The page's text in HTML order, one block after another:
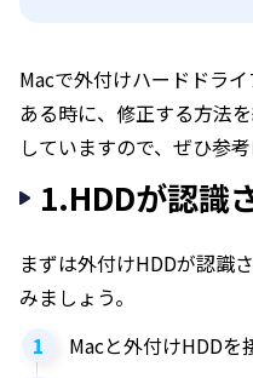
Macで外付けハードドラ
ある時に、修正する方法
していますので、ぜひ参
1.HDDが認識
まずは外付けHDDが認識
みましょう。
Macと外付けHDDを